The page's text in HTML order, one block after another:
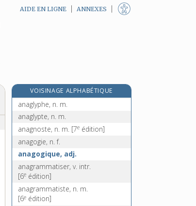
AIDE EN LIGNE ANNEXES
VOISINAGE ALPHABÉTIQUE
anagiris, n. m.[4eédition]
anaglyphe, n. m.
anaglypte, n. m.
anagnoste, n. m. [7e édition]
anagogie, n. f.
anagogique, adj.
anagrammatiser, v. intr.
[6e édition]
anagrammatiste, n. m.
[6e édition]